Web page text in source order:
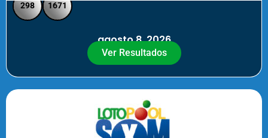
298 1671
agosto 8, 2026
Ver Resultados